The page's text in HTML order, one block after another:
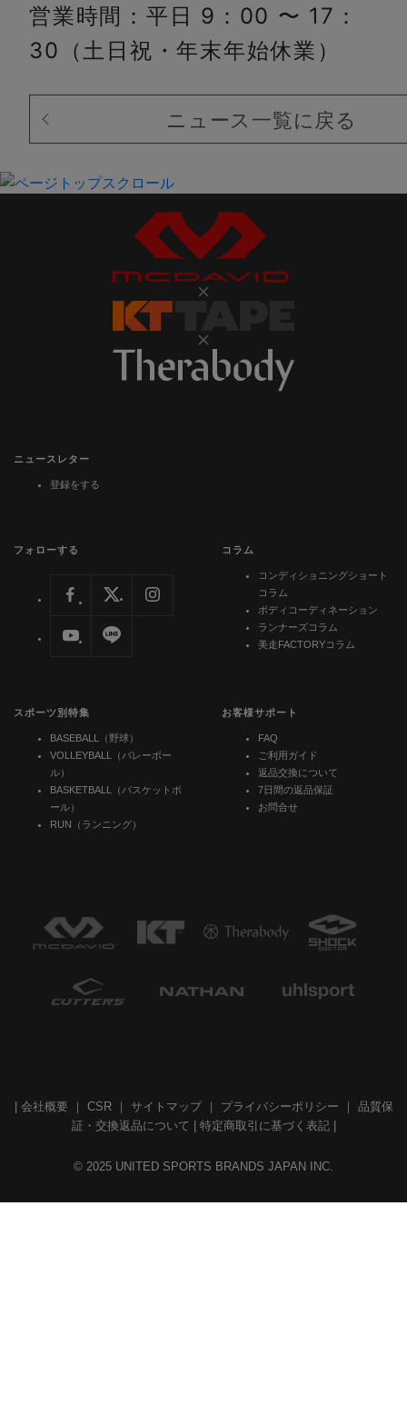
営業時間：平日 9：00 〜 17：
30（土日祝・年末年始休業）
ニュース一覧に戻る
ニュースレター
登録をする
フォローする コラム
コンディショニングショート
コラム
ボディコーディネーション
ランナーズコラム
美走FACTORYコラム
スポーツ別特集
BASEBALL（野球）
VOLLEYBALL（バレーボー
ル）
BASKETBALL（バスケットボ
ール）
RUN（ランニング）
お客様サポート
FAQ
ご利用ガイド
返品交換について
7日間の返品保証
お問合せ
会社概要｜ CSR｜ サイトマップ｜ プライバシーポリシー
品質保
証・交換返品について
特定商取引に基づく表記
© 2025 UNITED SPORTS BRANDS JAPAN INC.